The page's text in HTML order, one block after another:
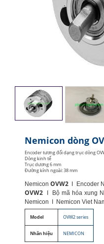
Nemicon dòng
Encoder tương đối dạng trục dòng
Dòng kinh tế
Trục dương 6 mm
Đường kính ngoài: 38 mm
NemiconOVW2 I Encoder
OVW2 I Bộ mã hóa xung
Nemicon I Nemicon Viet
Model OVW2 series
Nhãn hiệu NEMICON